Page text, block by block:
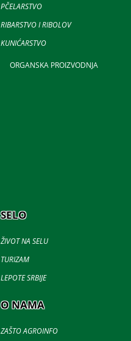
PČELARSTVO
RIBARSTVO I RIBOLOV
KUNIĆARSTVO
ORGANSKA PROIZVODNJA
SELO
ŽIVOT NA SELU
TURIZAM
LEPOTE SRBIJE
O NAMA
ZAŠTO AGROINFO